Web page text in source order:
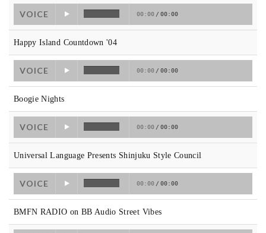
VOICE 00:00 / 00:00
Happy Island Countdown '04
VOICE 00:00 / 00:00
Boogie Nights
VOICE 00:00 / 00:00
Universal Language Presents Shinjuku Style Council
VOICE 00:00 / 00:00
BMFN RADIO on BB Audio Street Vibes